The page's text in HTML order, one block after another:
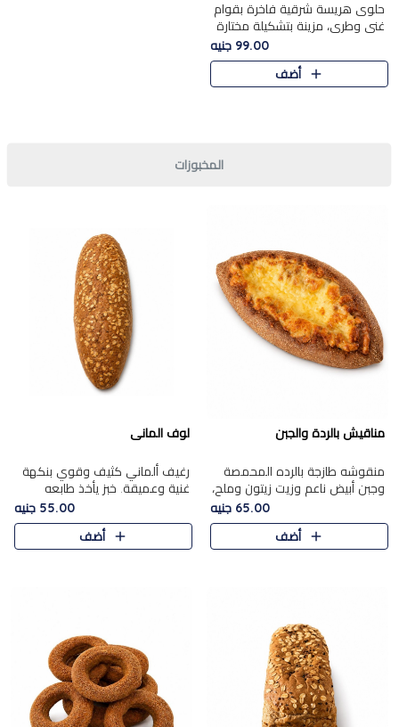
حلوى هريسة شرقية فاخرة بقوام
غني وطري، مزينة بتشكيلة مختارة
من المكسرات الفاخرة التي تضيف
قرمشة مميزة ونكهة غنية في كل
قطعة. تجمع بين المذاق..
99.00 جنيه
أضف
المخبوزات
مناقيش بالردة والجبن
منقوشه طازجة بالرده المحمصة
وجبن أبيض ناعم وزيت زيتون وملح،
مباشرة من الفرن.الرده مع نعومة
الجبن فوق عجينة طازجة.
65.00 جنيه
أضف
لوف المانى
رغيف ألماني كثيف وقوي بنكهة
غنية وعميقة. خبز يأخذ طابعه
55.00 جنيه
أضف